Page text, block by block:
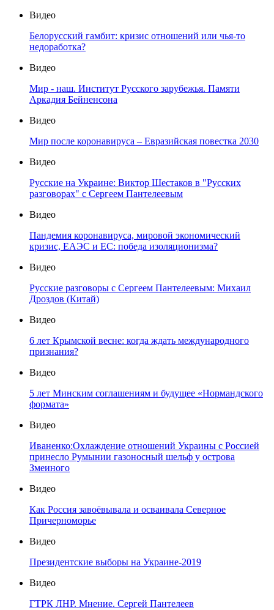
Видео
Белорусский гамбит: кризис отношений или чья-то
недоработка?
Видео
Мир - наш. Институт Русского зарубежья. Памяти
Аркадия Бейненсона
Видео
Мир после коронавируса – Евразийская повестка 2030
Видео
Русские на Украине: Виктор Шестаков в "Русских
разговорах" с Сергеем Пантелеевым
Видео
Пандемия коронавируса, мировой экономический
кризис, ЕАЭС и ЕС: победа изоляционизма?
Видео
Русские разговоры с Сергеем Пантелеевым: Михаил
Дроздов (Китай)
Видео
6 лет Крымской весне: когда ждать международного
признания?
Видео
5 лет Минским соглашениям и будущее «Нормандского
формата»
Видео
Иваненко:Охлаждение отношений Украины с Россией
принесло Румынии газоносный шельф у острова
Змеиного
Видео
Как Россия завоёвывала и осваивала Северное
Причерноморье
Видео
Президентские выборы на Украине-2019
Видео
ГТРК ЛНР. Мнение. Сергей Пантелеев